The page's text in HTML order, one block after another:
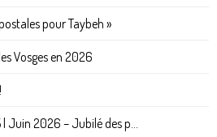
pour Taybeh »
Vosges en 2026
Juin 2026 – Jubilé des p...